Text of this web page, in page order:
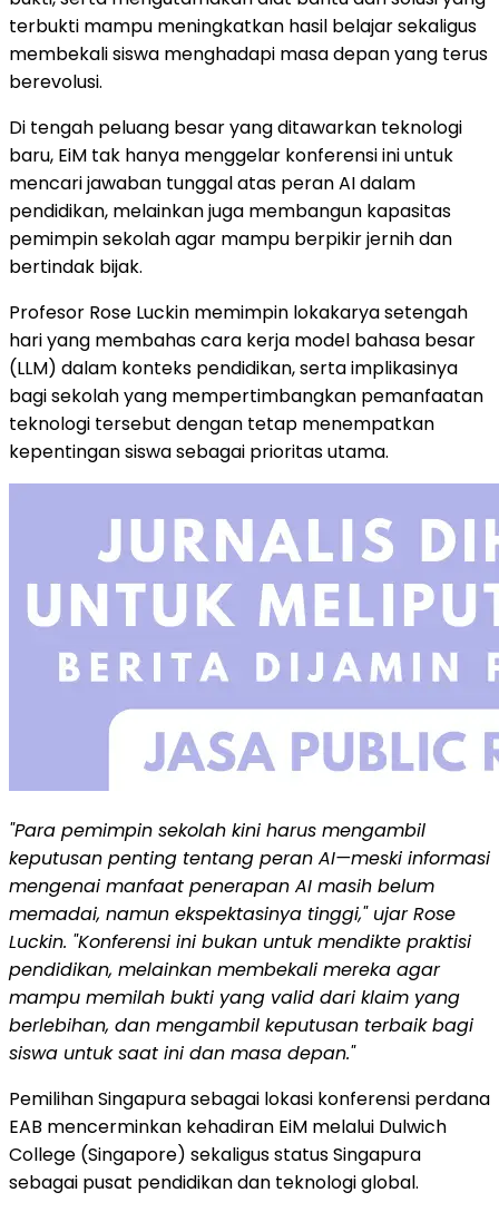
terbukti mampu meningkatkan hasil belajar sekaligus
membekali siswa menghadapi masa depan yang terus
berevolusi.
Di tengah peluang besar yang ditawarkan teknologi
baru, EiM tak hanya menggelar konferensi ini untuk
mencari jawaban tunggal atas peran AI dalam
pendidikan, melainkan juga membangun kapasitas
pemimpin sekolah agar mampu berpikir jernih dan
bertindak bijak.
Profesor Rose Luckin memimpin lokakarya setengah
hari yang membahas cara kerja model bahasa besar
(LLM) dalam konteks pendidikan, serta implikasinya
bagi sekolah yang mempertimbangkan pemanfaatan
teknologi tersebut dengan tetap menempatkan
kepentingan siswa sebagai prioritas utama.
"Para pemimpin sekolah kini harus mengambil
keputusan penting tentang peran AI—meski informasi
mengenai manfaat penerapan AI masih belum
memadai, namun ekspektasinya tinggi," ujar Rose
Luckin. "Konferensi ini bukan untuk mendikte praktisi
pendidikan, melainkan membekali mereka agar
mampu memilah bukti yang valid dari klaim yang
berlebihan, dan mengambil keputusan terbaik bagi
siswa untuk saat ini dan masa depan."
Pemilihan Singapura sebagai lokasi konferensi perdana
EAB mencerminkan kehadiran EiM melalui Dulwich
College (Singapore) sekaligus status Singapura
sebagai pusat pendidikan dan teknologi global.